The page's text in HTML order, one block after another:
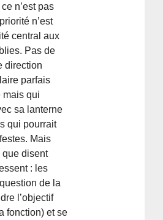
n’est pas
n’est
central aux
Pas de
direction
parfais
mais qui
sa lanterne
qui pourrait
Mais
que disent
: les
de la
l’objectif
fonction) et se